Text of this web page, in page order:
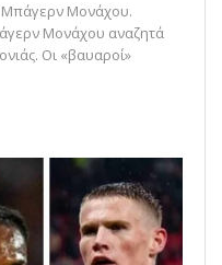
Μπάγερν Μονάχου.
Μονάχου αναζητά
Οι «βαυαροί»